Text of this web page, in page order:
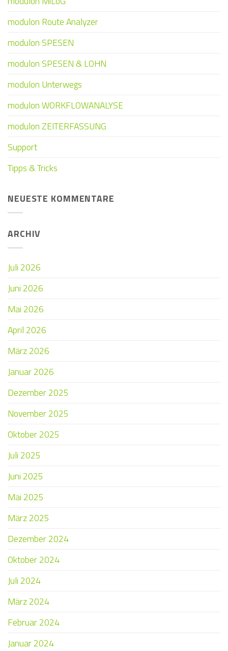
modulon Route Analyzer
modulon SPESEN
modulon SPESEN & LOHN
modulon Unterwegs
modulon WORKFLOWANALYSE
modulon ZEITERFASSUNG
Support
Tipps & Tricks
NEUESTE KOMMENTARE
ARCHIV
Juli 2026
Juni 2026
Mai 2026
April 2026
März 2026
Januar 2026
Dezember 2025
November 2025
Oktober 2025
Juli 2025
Juni 2025
Mai 2025
März 2025
Dezember 2024
Oktober 2024
Juli 2024
März 2024
Februar 2024
Januar 2024